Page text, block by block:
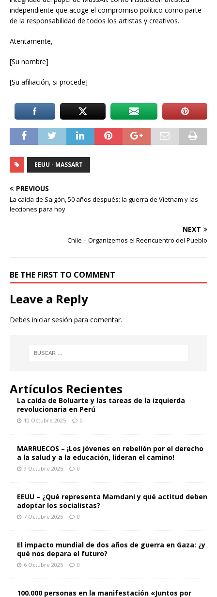
independiente que acoge el compromiso político como parte
de la responsabilidad de todos los artistas y creativos.
Atentamente,
[Su nombre]
[Su afiliación, si procede]
EEUU - MASSART
PREVIOUS
La caída de Saigón, 50 años después: la guerra de Vietnam y las
lecciones para hoy
NEXT
Chile – Organizemos el Reencuentro del Pueblo
BE THE FIRST TO COMMENT
Leave a Reply
Debes iniciar sesión para comentar.
Artículos Recientes
La caída de Boluarte y las tareas de la izquierda
revolucionaria en Perú
10 Octubre 2025 0
MARRUECOS – ¡Los jóvenes en rebelión por el derecho
a la salud y a la educación, lideran el camino!
9 Octubre 2025 0
EEUU – ¿Qué representa Mamdani y qué actitud deben
adoptar los socialistas?
7 Octubre 2025 0
El impacto mundial de dos años de guerra en Gaza: ¿y
qué nos depara el futuro?
6 Octubre 2025 0
100.000 personas en la manifestación «Juntos por